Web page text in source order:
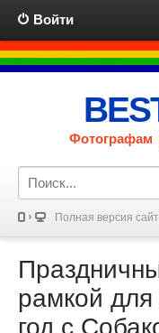
Войти
Фотографам
Полная версия
рамкой
год с